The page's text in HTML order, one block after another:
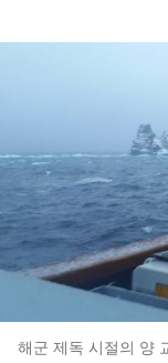
해군 제독 시절의 양